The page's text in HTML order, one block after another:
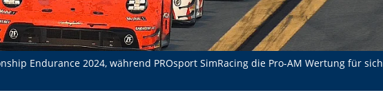
Endurance 2024, während PROsport SimRacing die Pro-AM Wertung für sich